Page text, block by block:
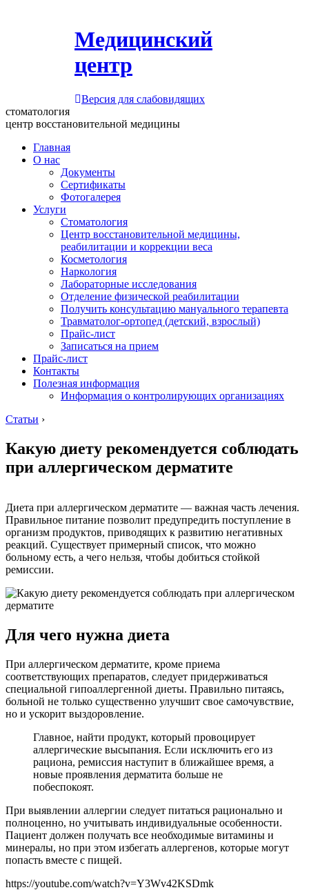
Медицинский
центр
Версия для слабовидящих
стоматология
центр восстановительной медицины
Главная
О нас
Документы
Сертификаты
Фотогалерея
Услуги
Стоматология
Центр восстановительной медицины,
реабилитации и коррекции веса
Косметология
Наркология
Лабораторные исследования
Отделение физической реабилитации
Получить консультацию мануального терапевта
Травматолог-ортопед (детский, взрослый)
Прайс-лист
Записаться на прием
Прайс-лист
Контакты
Полезная информация
Информация о контролирующих организациях
Статьи ›
Какую диету рекомендуется соблюдать
при аллергическом дерматите
Диета при аллергическом дерматите — важная часть лечения.
Правильное питание позволит предупредить поступление в
организм продуктов, приводящих к развитию негативных
реакций. Существует примерный список, что можно
больному есть, а чего нельзя, чтобы добиться стойкой
ремиссии.
Для чего нужна диета
При аллергическом дерматите, кроме приема
соответствующих препаратов, следует придерживаться
специальной гипоаллергенной диеты. Правильно питаясь,
больной не только существенно улучшит свое самочувствие,
но и ускорит выздоровление.
Главное, найти продукт, который провоцирует
аллергические высыпания. Если исключить его из
рациона, ремиссия наступит в ближайшее время, а
новые проявления дерматита больше не
побеспокоят.
При выявлении аллергии следует питаться рационально и
полноценно, но учитывать индивидуальные особенности.
Пациент должен получать все необходимые витамины и
минералы, но при этом избегать аллергенов, которые могут
попасть вместе с пищей.
https://youtube.com/watch?v=Y3Wv42KSDmk